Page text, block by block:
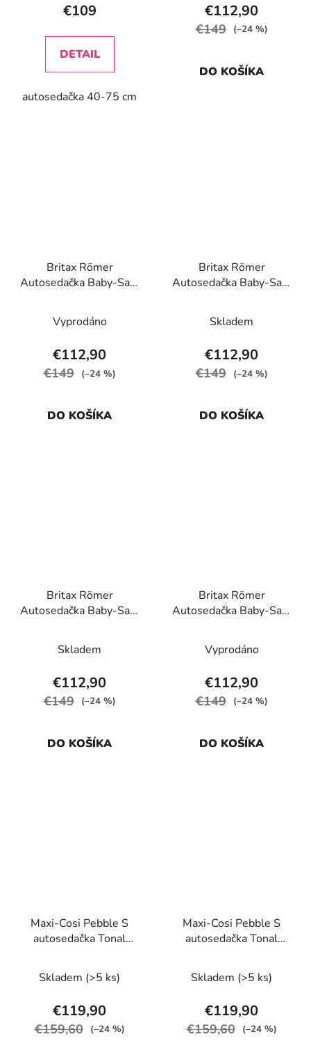
€109
DETAIL
autosedačka 40-75 cm
€112,90
€149 (–24 %)
DO KOŠÍKA
Britax Römer
Autosedačka Baby-Safe
Vyprodáno
€112,90
€149 (–24 %)
DO KOŠÍKA
Britax Römer
Autosedačka Baby-Safe
Skladem
€112,90
€149 (–24 %)
DO KOŠÍKA
Britax Römer
Autosedačka Baby-Safe
Skladem
€112,90
€149 (–24 %)
DO KOŠÍKA
Britax Römer
Autosedačka Baby-Safe
Vyprodáno
€112,90
€149 (–24 %)
DO KOŠÍKA
Maxi-Cosi Pebble S
autosedačka Tonal
Skladem (>5 ks)
€119,90
€159,60 (–24 %)
Maxi-Cosi Pebble S
autosedačka Tonal
Skladem (>5 ks)
€119,90
€159,60 (–24 %)